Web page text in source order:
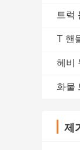
트럭
T 핸
헤비
화물
제